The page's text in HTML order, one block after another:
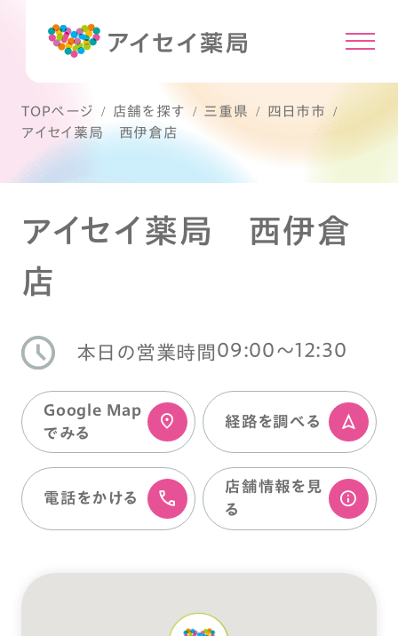
TOPページ 店舗を探す 三重県
四日市市
アイセイ薬局 西伊倉店
アイセイ薬局 西伊倉
店
本日の営業時間 09:00〜12:30
Google Map
でみる
経路を調べる
電話をかける
店舗情報を⾒
る